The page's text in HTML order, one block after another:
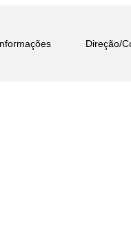
Direção/